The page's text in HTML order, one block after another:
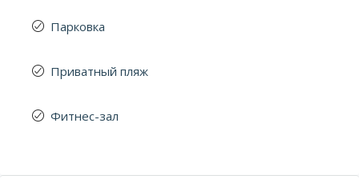
Парковка
Приватный пляж
Фитнес-зал